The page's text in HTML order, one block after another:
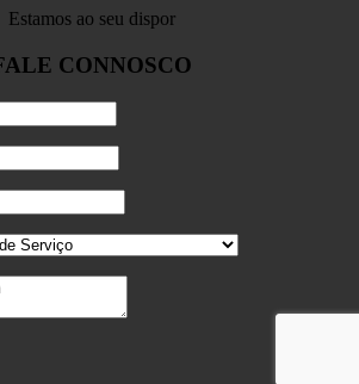
Estamos ao seu dispor
CONNOSCO